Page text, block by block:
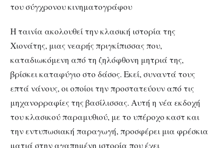
του σύγχρονου κινηματογράφου
Η ταινία ακολουθεί την κλασική ιστορία της
Χιονάτης, μιας νεαρής πριγκίπισσας που,
καταδιωκόμενη από τη ζηλόφθονη μητριά της,
βρίσκει καταφύγιο στο δάσος. Εκεί, συναντά τους
επτά νάνους, οι οποίοι την προστατεύουν από τις
μηχανορραφίες της βασίλισσας. Αυτή η νέα εκδοχή
του κλασικού παραμυθιού, με το υπέροχο καστ και
την εντυπωσιακή παραγωγή, προσφέρει μια φρέσκια
ματιά στην αγαπημένη ιστορία που έχει